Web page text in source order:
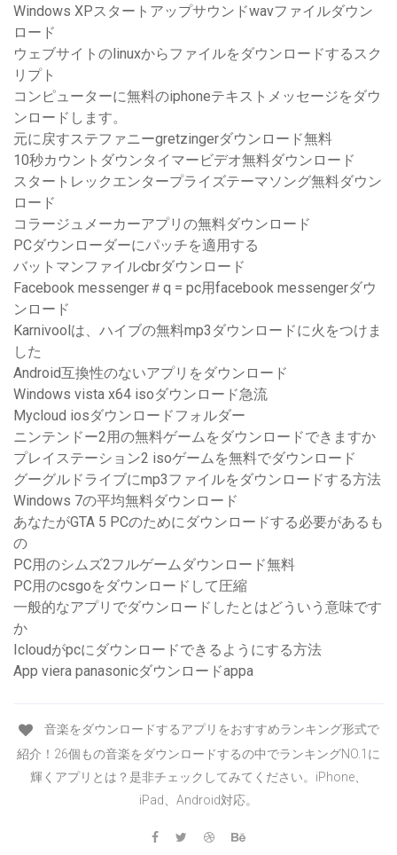
Windows XPスタートアップサウンドwavファイルダウン
ロード
ウェブサイトのlinuxからファイルをダウンロードするスク
リプト
コンピューターに無料のiphoneテキストメッセージをダウ
ンロードします。
元に戻すステファニーgretzingerダウンロード無料
10秒カウントダウンタイマービデオ無料ダウンロード
スタートレックエンタープライズテーマソング無料ダウン
ロード
コラージュメーカーアプリの無料ダウンロード
PCダウンローダーにパッチを適用する
バットマンファイルcbrダウンロード
Facebook messenger＃q = pc用facebook messengerダウ
ンロード
Karnivoolは、ハイブの無料mp3ダウンロードに火をつけま
した
Android互換性のないアプリをダウンロード
Windows vista x64 isoダウンロード急流
Mycloud iosダウンロードフォルダー
ニンテンドー2用の無料ゲームをダウンロードできますか
プレイステーション2 isoゲームを無料でダウンロード
グーグルドライブにmp3ファイルをダウンロードする方法
Windows 7の平均無料ダウンロード
あなたがGTA 5 PCのためにダウンロードする必要があるも
の
PC用のシムズ2フルゲームダウンロード無料
PC用のcsgoをダウンロードして圧縮
一般的なアプリでダウンロードしたとはどういう意味です
か
Icloudがpcにダウンロードできるようにする方法
App viera panasonicダウンロードappa
音楽をダウンロードするアプリをおすすめランキング形式で
紹介！26個もの音楽をダウンロードするの中でランキングNO.1に
輝くアプリとは？是非チェックしてみてください。iPhone、
iPad、Android対応。